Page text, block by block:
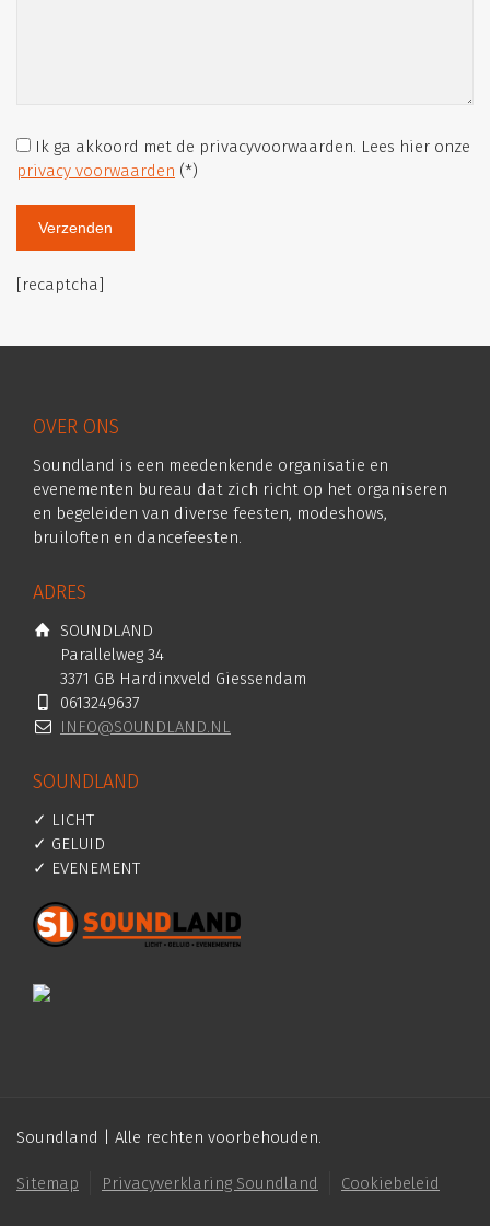
Ik ga akkoord met de privacyvoorwaarden. Lees hier onze
privacy voorwaarden (*)
[recaptcha]
OVER ONS
Soundland is een meedenkende organisatie en
evenementen bureau dat zich richt op het organiseren
en begeleiden van diverse feesten, modeshows,
bruiloften en dancefeesten.
ADRES
SOUNDLAND
Parallelweg 34
3371 GB Hardinxveld Giessendam
0613249637
INFO@SOUNDLAND.NL
SOUNDLAND
✓ LICHT
✓ GELUID
✓ EVENEMENT
Soundland | Alle rechten voorbehouden.
Sitemap Privacyverklaring Soundland Cookiebeleid